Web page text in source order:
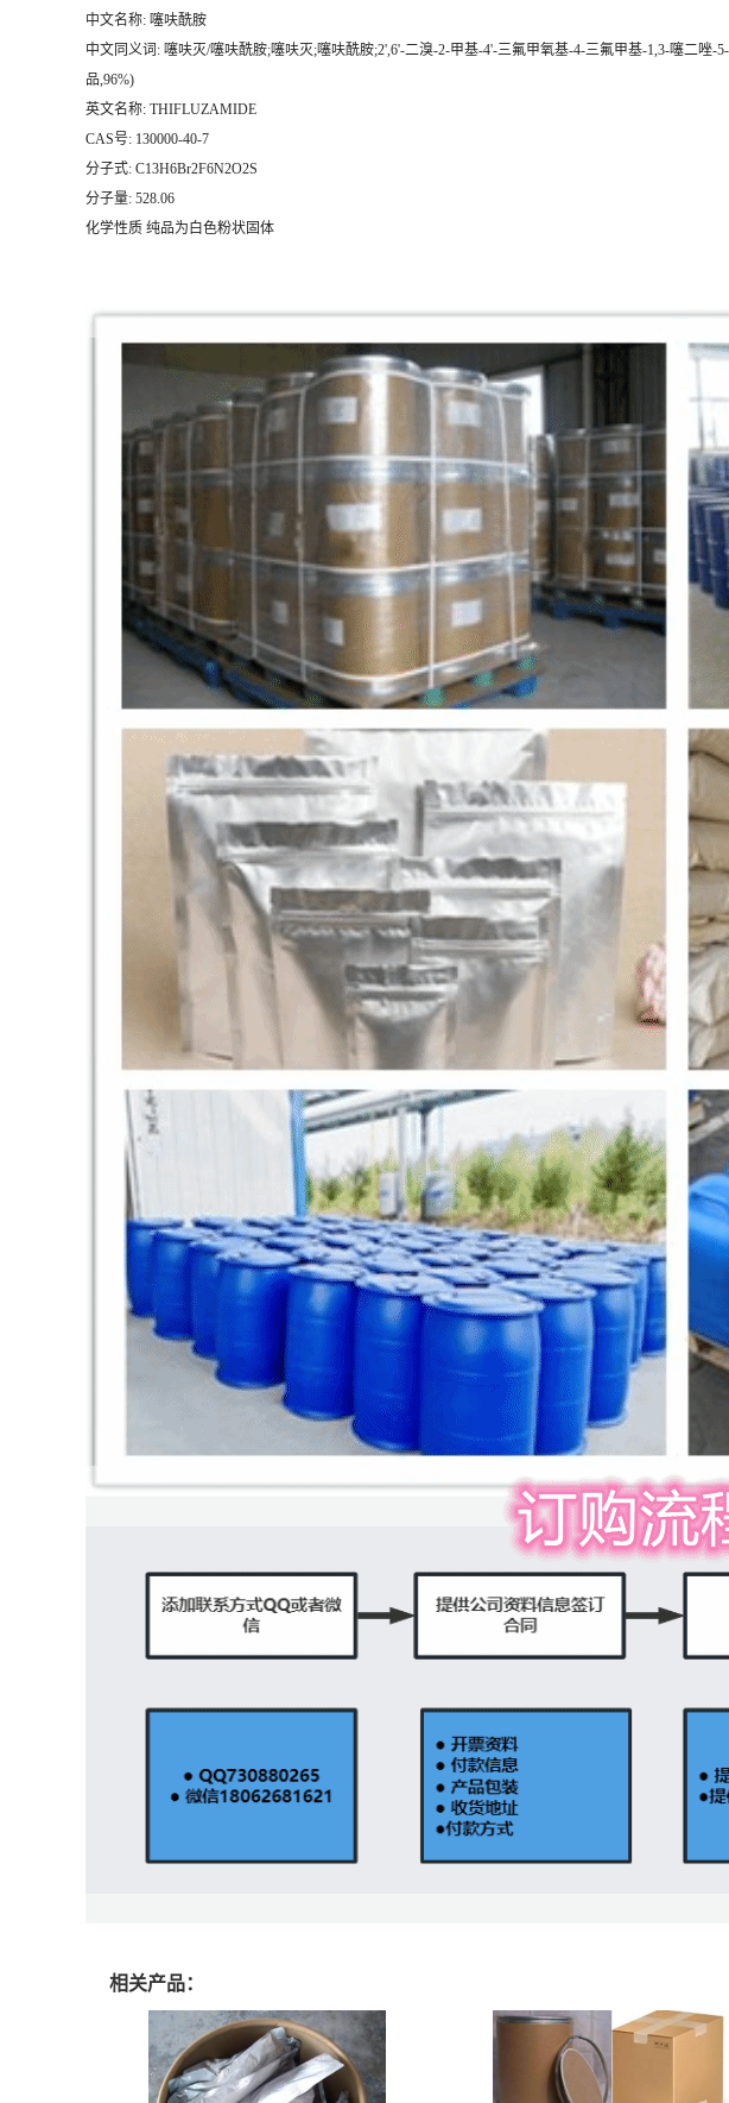
中文名称: 噻呋酰胺
中文同义词: 噻呋灭/噻呋酰胺;噻呋灭;噻呋酰胺;2',6'-二溴-2-甲基-4'-三氟甲氧基-4-三氟甲基-1,3-噻二
品,96%)
英文名称: THIFLUZAMIDE
CAS号: 130000-40-7
分子式: C13H6Br2F6N2O2S
分子量: 528.06
化学性质 纯品为白色粉状固体
相关产品：